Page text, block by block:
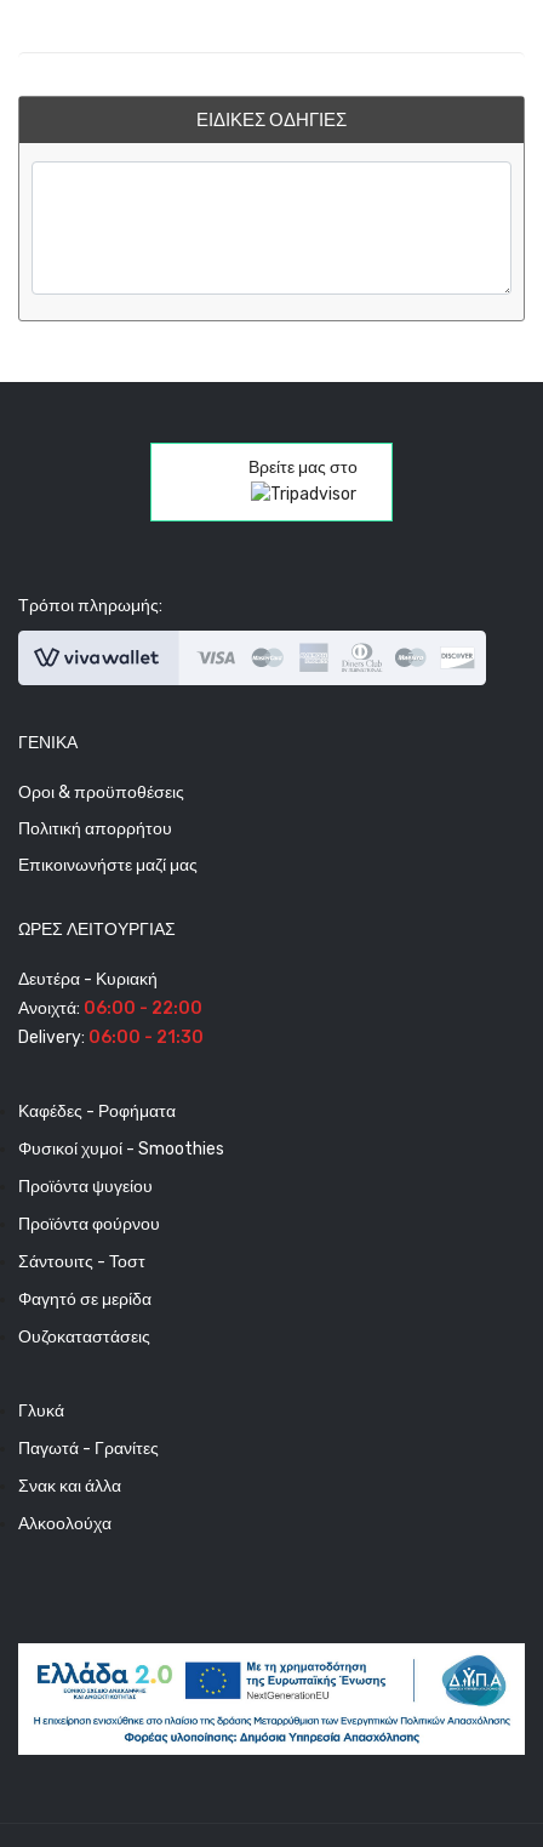
ΕΙΔΙΚΈΣ ΟΔΗΓΊΕΣ
Βρείτε μας στο
Τρόποι πληρωμής:
ΓΕΝΙΚΆ
Οροι & προϋποθέσεις
Πολιτική απορρήτου
Επικοινωνήστε μαζί μας
ΩΡΕΣ ΛΕΙΤΟΥΡΓΊΑΣ
Δευτέρα - Κυριακή
Ανοιχτά: 06:00 - 22:00
Delivery: 06:00 - 21:30
Καφέδες - Ροφήματα
Φυσικοί χυμοί - Smoothies
Προϊόντα ψυγείου
Προϊόντα φούρνου
Σάντουιτς - Τοστ
Φαγητό σε μερίδα
Ουζοκαταστάσεις
Γλυκά
Παγωτά - Γρανίτες
Σνακ και άλλα
Αλκοολούχα